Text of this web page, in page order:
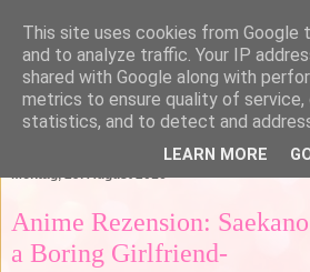
Montag, 29. August 2016
Anime Rezension:
a Boring Girlfriend-
This site uses cookies from Google
and to analyze traffic. Your IP
shared with Google along with
metrics to ensure quality of service,
statistics, and to detect and
LEARN MORE